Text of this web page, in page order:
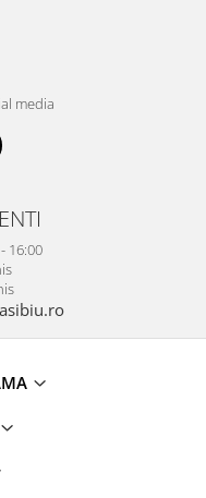
media
16:00